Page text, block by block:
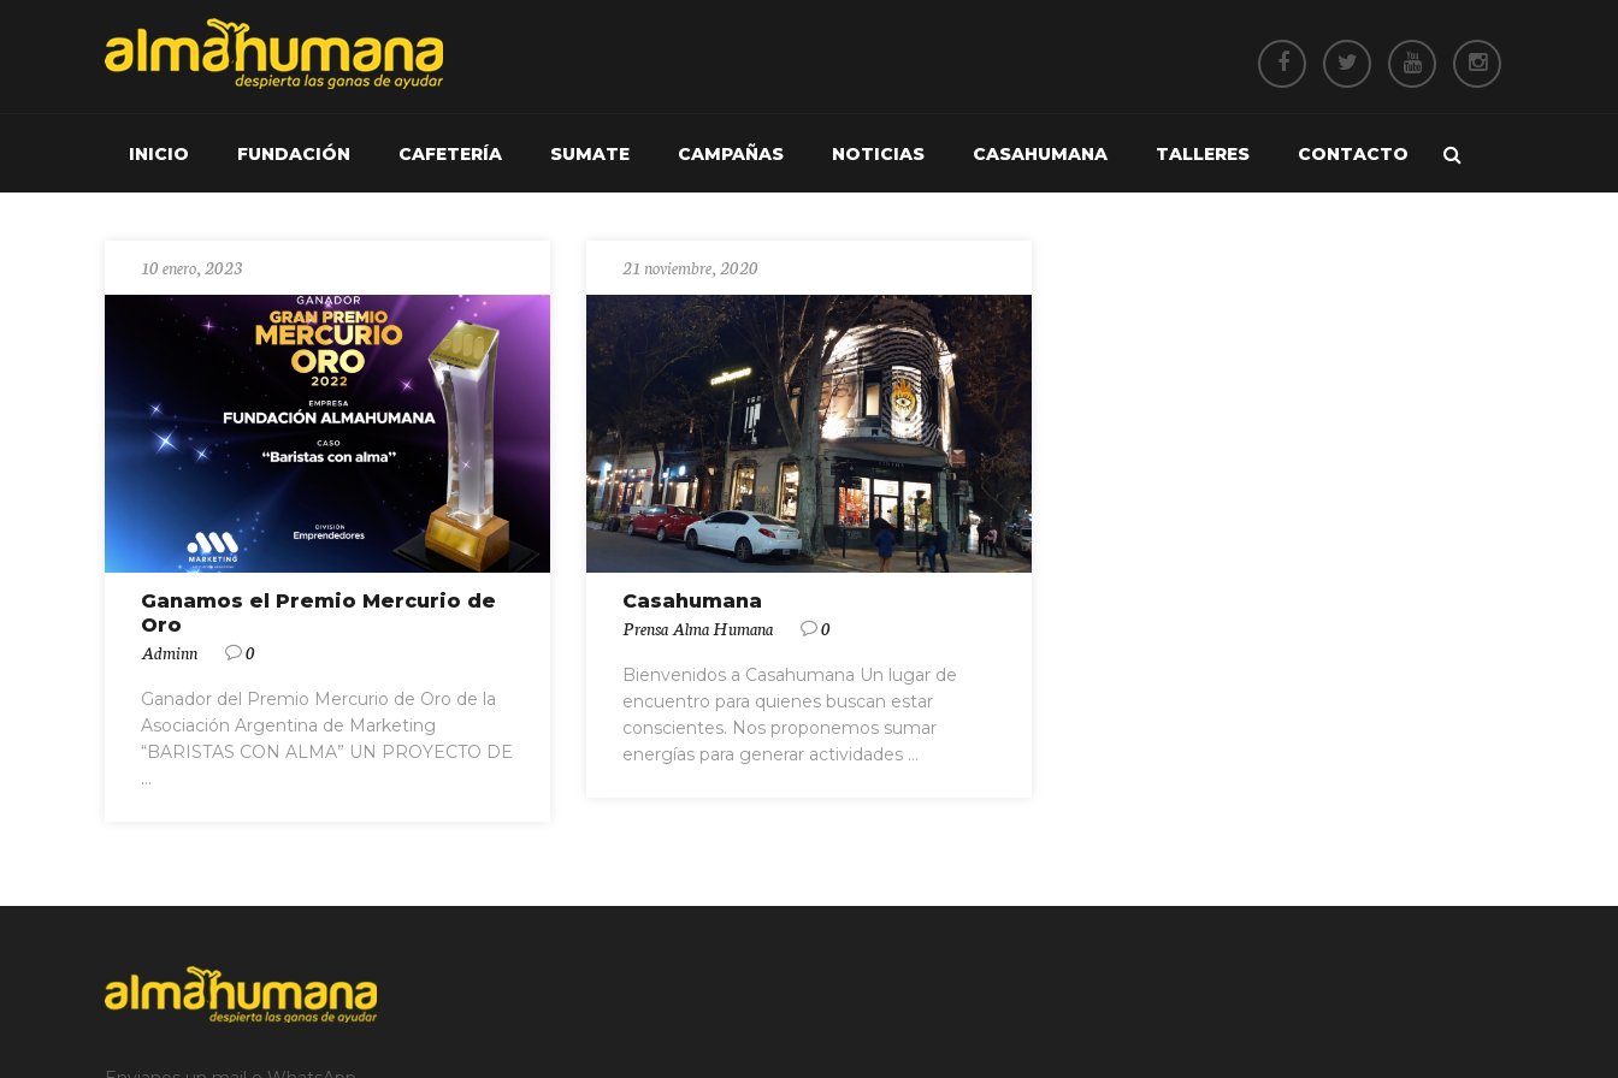
INICIO FUNDACIÓN CAFETERÍA SUMATE CAMPAÑAS NOTICIAS CASAHUMANA TALLERES CONTACTO
10 enero, 2023
Ganamos el Premio Mercurio de
Oro
Adminn 0
Ganador del Premio Mercurio de Oro de la
Asociación Argentina de Marketing
“BARISTAS CON ALMA” UN PROYECTO DE
...
21 noviembre, 2020
Casahumana
Prensa Alma Humana 0
Bienvenidos a Casahumana Un lugar de
encuentro para quienes buscan estar
conscientes. Nos proponemos sumar
energías para generar actividades ...